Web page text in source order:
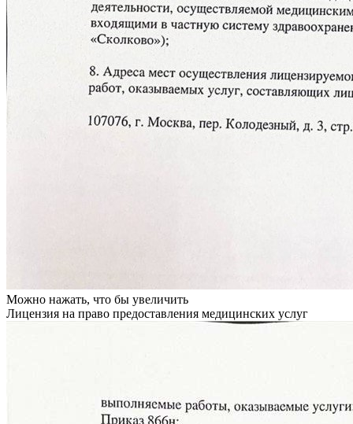
Можно нажать, что бы увеличить
Лицензия на право предоставления медицинских услуг